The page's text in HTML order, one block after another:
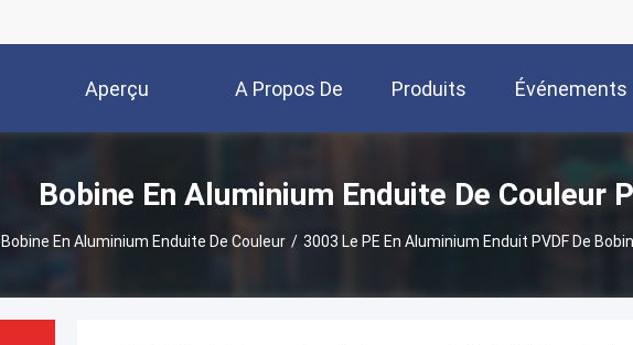
Aperçu A Propos De Produits Événements
Bobine En Aluminium Enduite De Couleur
Bobine En Aluminium Enduite De Couleur / 3003 Le PE En Aluminium Enduit PVDF De